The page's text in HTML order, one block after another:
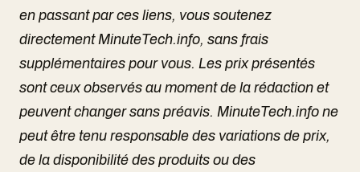
en passant par ces liens, vous soutenez
directement MinuteTech.info, sans frais
supplémentaires pour vous. Les prix présentés
sont ceux observés au moment de la rédaction et
peuvent changer sans préavis. MinuteTech.info ne
peut être tenu responsable des variations de prix,
de la disponibilité des produits ou des